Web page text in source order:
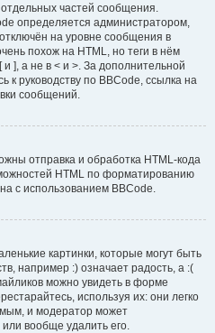
частей сообщения.
определяется администратором,
на уровне сообщения в
похож на HTML, но теги в нём
], а не в < и >. За дополнительной
руководству по BBCode, ссылка на
сообщений.
отправка и обработка HTML-кода
HTML по форматированию
с использованием BBCode.
картинки, которые могут быть
например :) означает радость, а :(
можно увидеть в форме
используя их: они легко
и модератор может
вообще удалить его.